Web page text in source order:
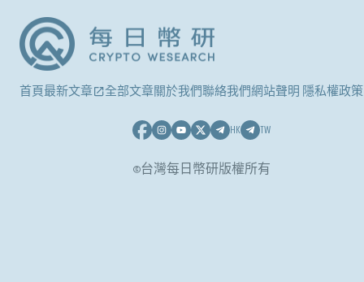
首頁最新文章 全部文章關於我們聯絡我們網站聲明 隱私權政策
HK TW
©台灣每日幣研版權所有